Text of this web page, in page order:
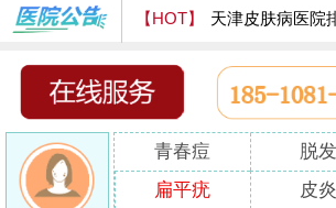
【HOT】 天津皮肤病医院
天津津门皮肤病
青春痘 脱发
扁平疣
皮炎